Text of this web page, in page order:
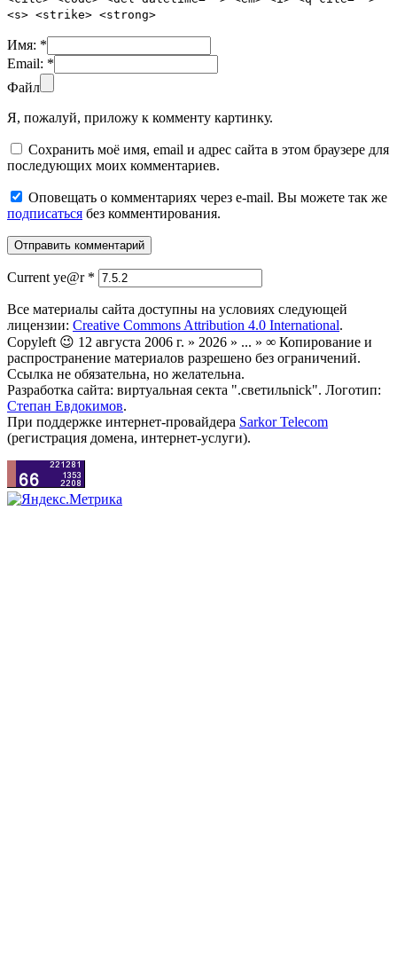
<s> <strike> <strong>
Имя: *
Email: *
Файл
Я, пожалуй, приложу к комменту картинку.
Сохранить моё имя, email и адрес сайта в этом браузере для
последующих моих комментариев.
Оповещать о комментариях через e-mail. Вы можете так же
подписаться без комментирования.
Current ye@r *
Все материалы сайта доступны на условиях следующей
лицензии: Creative Commons Attribution 4.0 International.
Copyleft 😉 12 августа 2006 г. » 2026 » ... » ∞ Копирование и
распространение материалов разрешено без ограничений.
Ссылка не обязательна, но желательна.
Разработка сайта: виртуальная секта ".светильnick". Логотип:
Степан Евдокимов.
При поддержке интернет-провайдера Sarkor Telecom
(регистрация домена, интернет-услуги).